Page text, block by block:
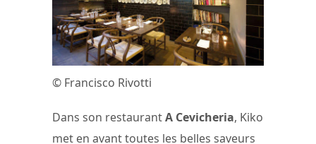
© Francisco Rivotti
Dans son restaurantA Cevicheria, Kiko
met en avant toutes les belles saveurs